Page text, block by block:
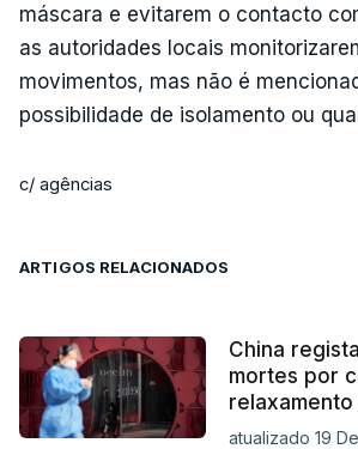
máscara e evitarem o contacto
as autoridades locais
movimentos, mas não é
possibilidade de isolamento ou
c/ agências
ARTIGOS RELACIONADOS
China
mortes por
atualizado 19